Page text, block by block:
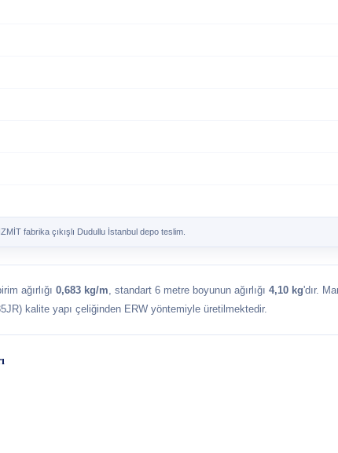
fabrika çıkışlı Dudullu İstanbul depo teslim.
ağırlığı 0,683 kg/m, standart 6 metre boyunun ağırlığı 4,10 kg'dır.
kalite yapı çeliğinden ERW yöntemiyle üretilmektedir.